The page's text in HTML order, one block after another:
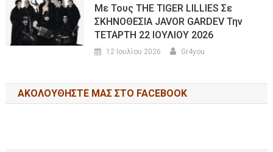
Με Τους THE TIGER LILLIES Σε
ΣΚΗΝΟΘΕΣΙΑ JAVOR GARDEV Την
ΤΕΤΑΡΤΗ 22 ΙΟΥΛΙΟΥ 2026
12 Ιουλίου 2026 Gr4you
ΑΚΟΛΟΥΘΉΣΤΕ ΜΑΣ ΣΤΟ FACEBOOK